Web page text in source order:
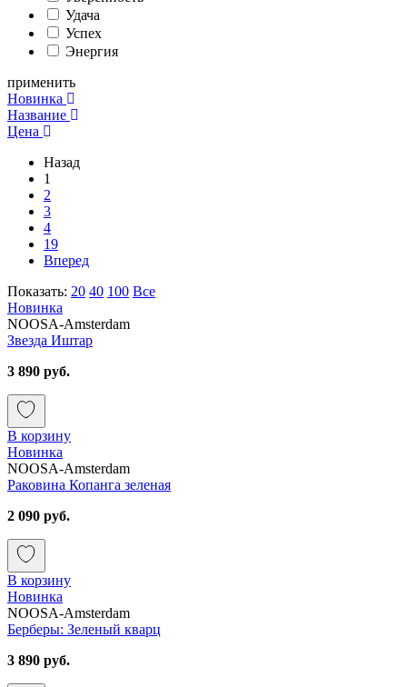
Удача
Успех
Энергия
применить
Новинка
Название
Цена
Назад
1
2
3
4
19
Вперед
Показать: 20 40 100 Все
Новинка
NOOSA-Amsterdam
Звезда Иштар
3 890 руб.
В корзину
Новинка
NOOSA-Amsterdam
Раковина Копанга зеленая
2 090 руб.
В корзину
Новинка
NOOSA-Amsterdam
Берберы: Зеленый кварц
3 890 руб.